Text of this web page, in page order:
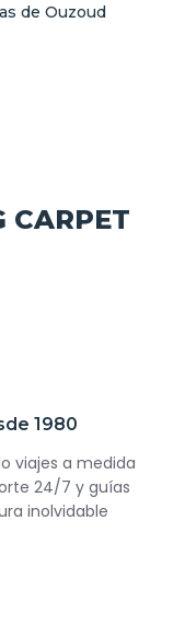
de Ouzoud
CARPET
1980
viajes a medida
24/7 y guías
inolvidable